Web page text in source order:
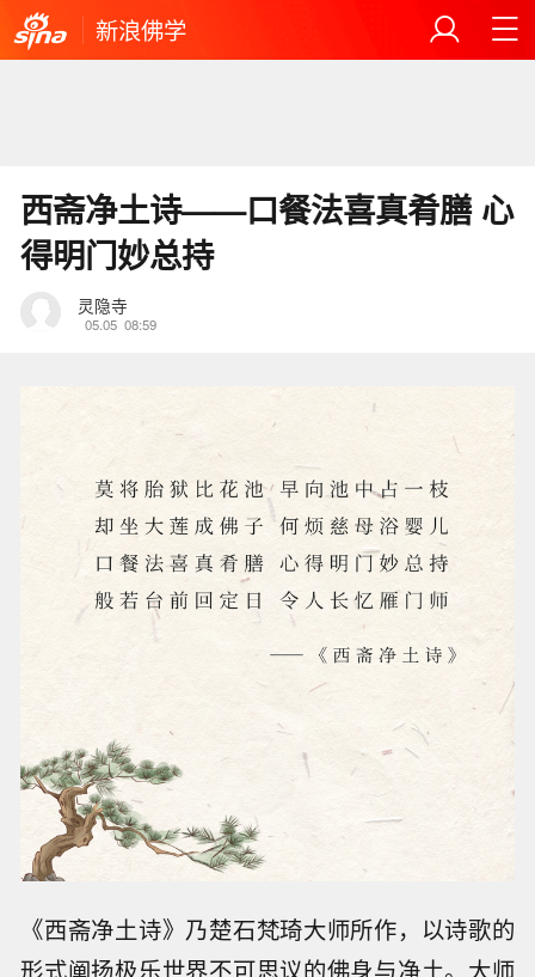
新浪佛学
西斋净土诗——口餐法喜真肴膳 心
得明门妙总持
灵隐寺
05.05 08:59
《西斋净土诗》乃楚石梵琦大师所作，以诗歌的
形式阐扬极乐世界不可思议的佛身与净土。大师